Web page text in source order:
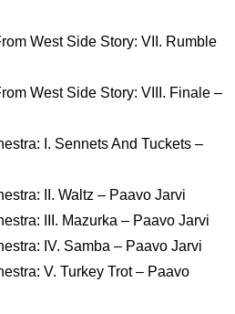
West Side Story: VII. Rumble
West Side Story: VIII. Finale –
I. Sennets And Tuckets –
II. Waltz – Paavo Jarvi
III. Mazurka – Paavo Jarvi
IV. Samba – Paavo Jarvi
V. Turkey Trot – Paavo